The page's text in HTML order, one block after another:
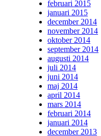
februari 2015
januari 2015
december 2014
november 2014
oktober 2014
september 2014
augusti 2014
juli 2014
juni 2014
maj 2014
april 2014
mars 2014
februari 2014
januari 2014
december 2013